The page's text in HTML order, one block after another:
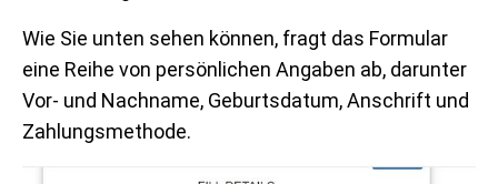
Wie Sie unten sehen können, fragt das Formular
eine Reihe von persönlichen Angaben ab, darunter
Vor- und Nachname, Geburtsdatum, Anschrift und
Zahlungsmethode.